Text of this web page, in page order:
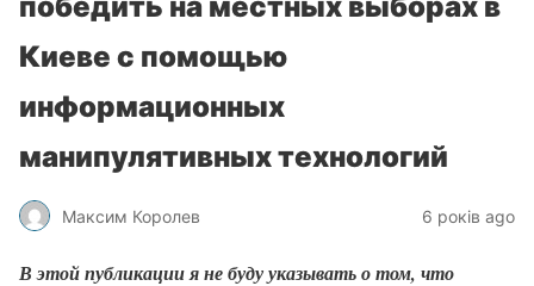
Киеве с помощью
информационных
манипулятивных технологий
Максим Королев 6 років ago
В этой публикации я не буду указывать о том, что